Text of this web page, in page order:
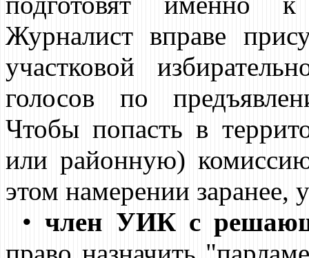
Журналист вправе
участковой
голосов по
Чтобы попасть в
или районную)
этом намерении
•член УИК с